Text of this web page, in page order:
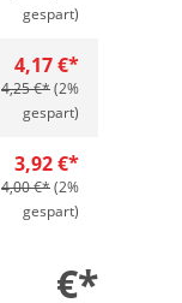
gespart)
4,17 €*
4,25 €*(2%
gespart)
3,92 €*
4,00 €*(2%
gespart)
€*